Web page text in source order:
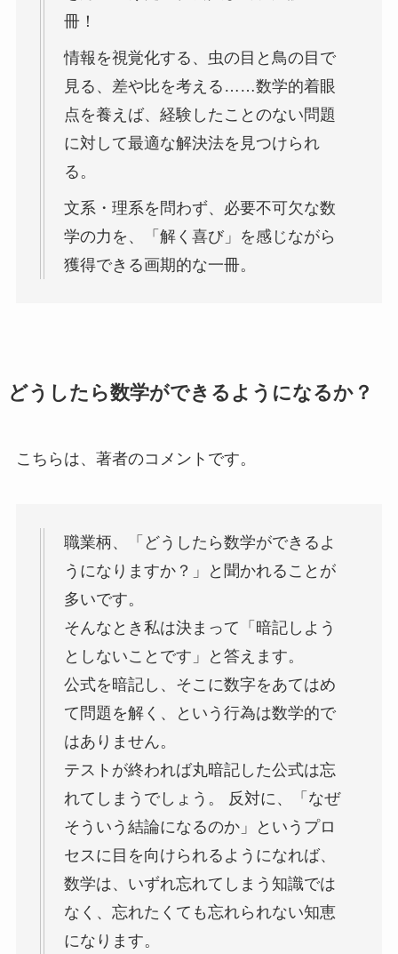
冊！
情報を視覚化する、虫の目と鳥の目で
見る、差や比を考える……数学的着眼
点を養えば、経験したことのない問題
に対して最適な解決法を見つけられ
る。
文系・理系を問わず、必要不可欠な数
学の力を、「解く喜び」を感じながら
獲得できる画期的な一冊。
どうしたら数学ができるようになるか？
こちらは、著者のコメントです。
職業柄、「どうしたら数学ができるよ
うになりますか？」と聞かれることが
多いです。
そんなとき私は決まって「暗記しよう
としないことです」と答えます。
公式を暗記し、そこに数字をあてはめ
て問題を解く、という行為は数学的で
はありません。
テストが終われば丸暗記した公式は忘
れてしまうでしょう。 反対に、「なぜ
そういう結論になるのか」というプロ
セスに目を向けられるようになれば、
数学は、いずれ忘れてしまう知識では
なく、忘れたくても忘れられない知恵
になります。